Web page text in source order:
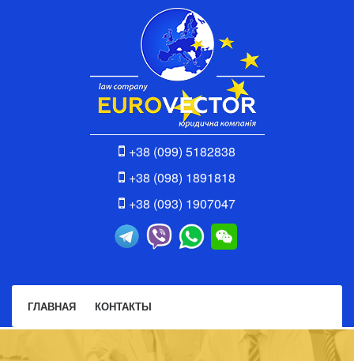
+38 (099) 5182838
+38 (098) 1891818
+38 (093) 1907047
ГЛАВНАЯ КОНТАКТЫ